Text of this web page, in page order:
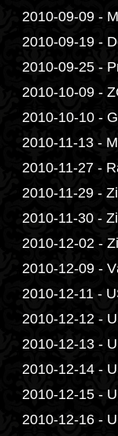
2010-09-09 -
2010-09-19 -
2010-09-25 -
2010-10-09 -
2010-10-10 -
2010-11-13 -
2010-11-27 -
2010-11-29 -
2010-11-30 -
2010-12-02 -
2010-12-09 -
2010-12-11 -
2010-12-12 -
2010-12-13 -
2010-12-14 -
2010-12-15 -
2010-12-16 -